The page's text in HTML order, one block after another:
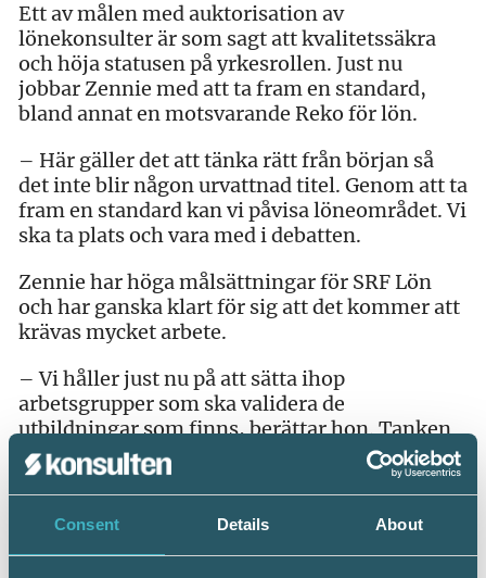
Consent Details About
Ett av målen med auktorisation av
lönekonsulter är som sagt att kvalitetssäkra
och höja statusen på yrkesrollen. Just nu
jobbar Zennie med att ta fram en standard,
bland annat en motsvarande Reko för lön.
– Här gäller det att tänka rätt från början så
det inte blir någon urvattnad titel. Genom att ta
fram en standard kan vi påvisa löneområdet. Vi
ska ta plats och vara med i debatten.
Zennie har höga målsättningar för SRF Lön
och har ganska klart för sig att det kommer att
krävas mycket arbete.
– Vi håller just nu på att sätta ihop
arbetsgrupper som ska validera de
utbildningar som finns, berättar hon. Tanken
är att vi framöver ska skapa ett
rekommendationsråd för att kunna svara på
knepiga lönefrågor. Att jobba med lön är både
utmanande och utvecklande, det är just nu en
bransch i ständig förändring. Som